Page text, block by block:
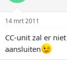
14 mrt 2011
CC-unit zal er
aansluiten